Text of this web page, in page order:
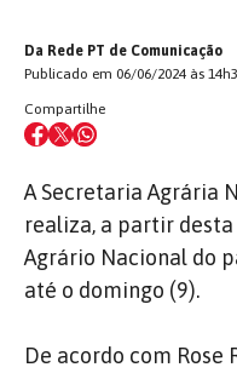
Da Rede PT de Comunicação
Publicado em 06/06/2024 às
Compartilhe
A Secretaria Agrária
realiza, a partir
Agrário Nacional do
até o domingo (9).
De acordo com Rose